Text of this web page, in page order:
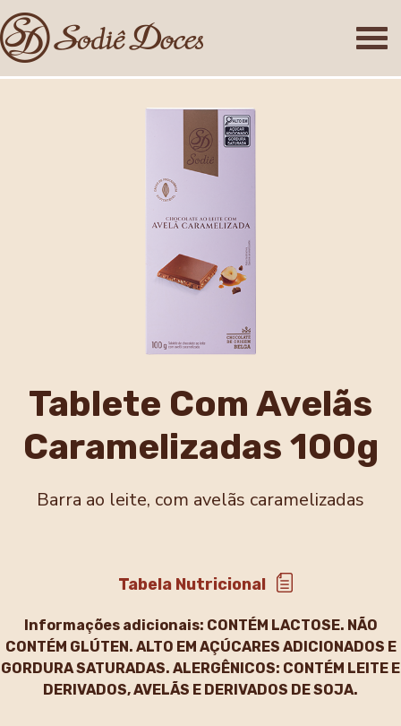
Tablete Com Avelãs
Caramelizadas 100g
Barra ao leite, com avelãs caramelizadas
Tabela Nutricional
Informações adicionais: CONTÉM LACTOSE. NÃO
CONTÉM GLÚTEN. ALTO EM AÇÚCARES ADICIONADOS E
GORDURA SATURADAS. ALERGÊNICOS: CONTÉM LEITE E
DERIVADOS, AVELÃS E DERIVADOS DE SOJA.